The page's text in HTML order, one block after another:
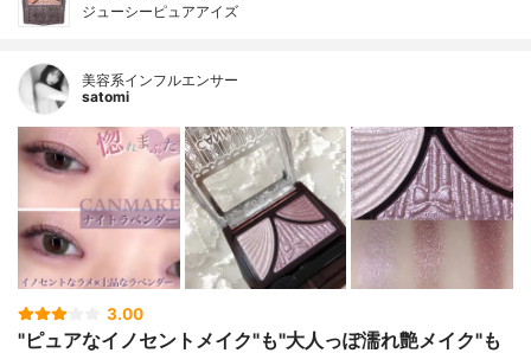
ジューシーピュアアイズ
美容系インフルエンサー
satomi
3.00
"ピュアなイノセントメイク"も"大人っぽ濡れ艶メイク"も